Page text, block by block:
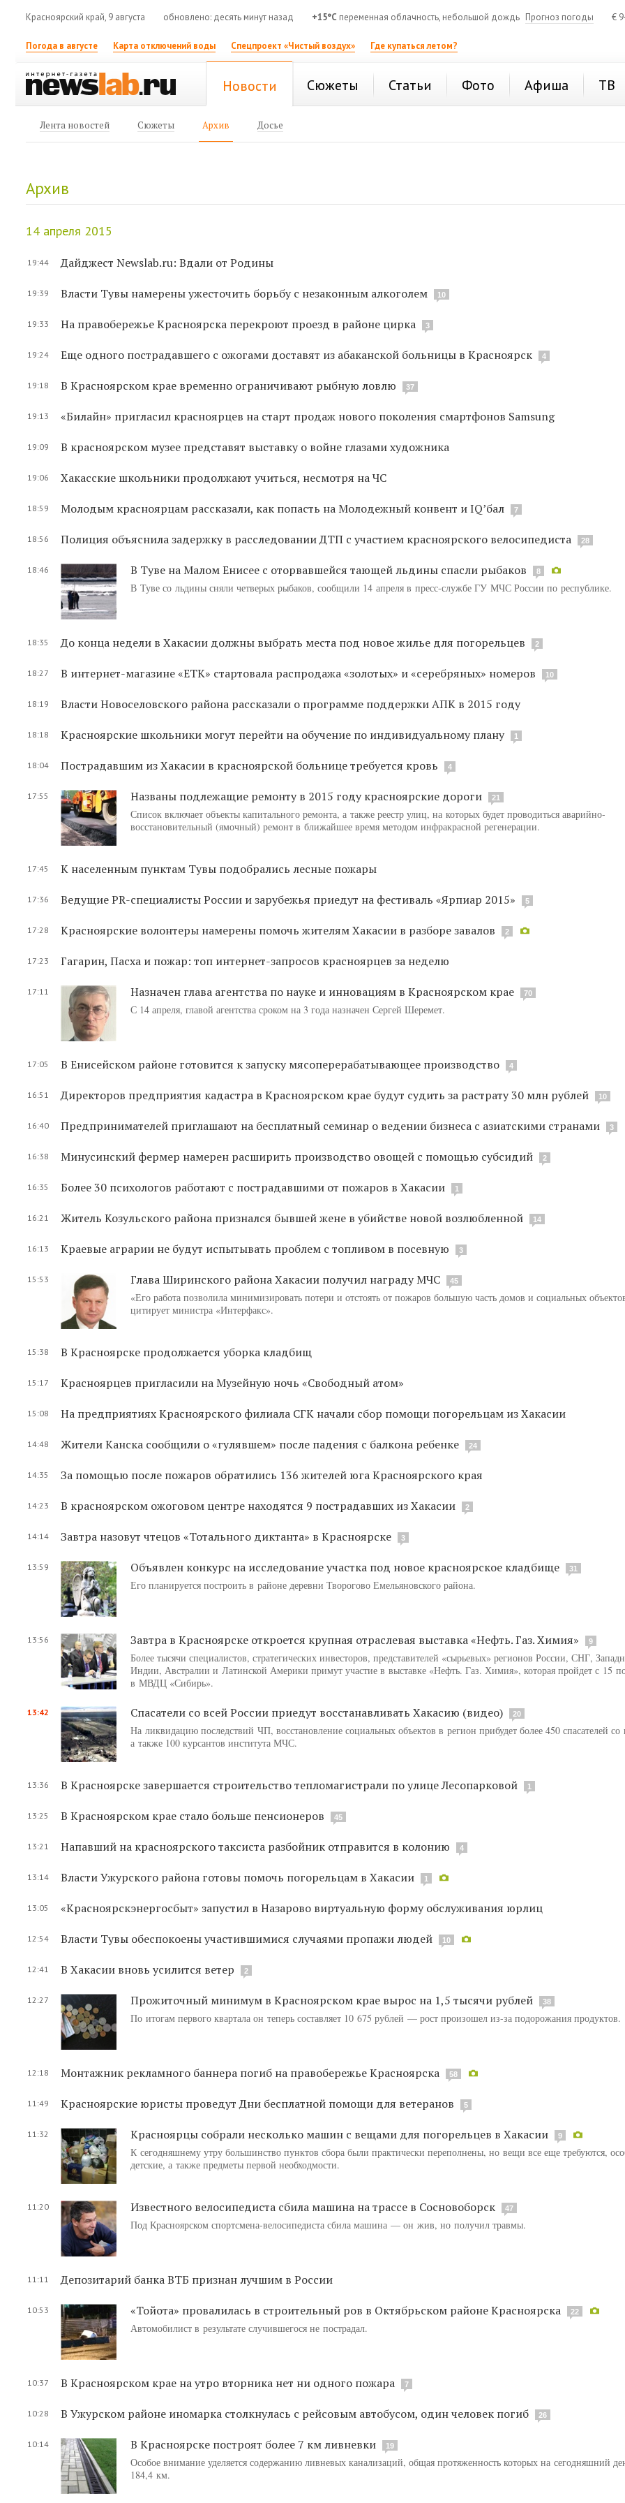
Красноярский край, 9 августа обновлено: десять минут назад +15°C переменная облачность, небольшой дождь Прогноз погоды €
Погода в августе Карта отключений воды Спецпроект «Чистый воздух» Где купаться летом?
Новости Сюжеты Статьи Фото Афиша ТВ
Лента новостей Сюжеты Архив Досье
Архив
14 апреля 2015
19:44 Дайджест Newslab.ru: Вдали от Родины
19:39 Власти Тувы намерены ужесточить борьбу с незаконным алкоголем 10
19:33 На правобережье Красноярска перекроют проезд в районе цирка 3
19:24 Еще одного пострадавшего с ожогами доставят из абаканской больницы в Красноярск 4
19:18 В Красноярском крае временно ограничивают рыбную ловлю 37
19:13 «Билайн» пригласил красноярцев на старт продаж нового поколения смартфонов Samsung
19:09 В красноярском музее представят выставку о войне глазами художника
19:06 Хакасские школьники продолжают учиться, несмотря на ЧС
18:59 Молодым красноярцам рассказали, как попасть на Молодежный конвент и IQ’бал 7
18:56 Полиция объяснила задержку в расследовании ДТП с участием красноярского велосипедиста 28
18:46 В Туве на Малом Енисее с оторвавшейся тающей льдины спасли рыбаков 8
В Туве со льдины сняли четверых рыбаков, сообщили 14 апреля в пресс-службе ГУ МЧС России по республике.
18:35 До конца недели в Хакасии должны выбрать места под новое жилье для погорельцев 2
18:27 В интернет-магазине «ЕТК» стартовала распродажа «золотых» и «серебряных» номеров 10
18:19 Власти Новоселовского района рассказали о программе поддержки АПК в 2015 году
18:18 Красноярские школьники могут перейти на обучение по индивидуальному плану 1
18:04 Пострадавшим из Хакасии в красноярской больнице требуется кровь 4
17:55 Названы подлежащие ремонту в 2015 году красноярские дороги 21
Список включает объекты капитального ремонта, а также реестр улиц, на которых будет проводиться аварийно-
восстановительный (ямочный) ремонт в ближайшее время методом инфракрасной регенерации.
17:45 К населенным пунктам Тувы подобрались лесные пожары
17:36 Ведущие PR-специалисты России и зарубежья приедут на фестиваль «Ярпиар 2015» 5
17:28 Красноярские волонтеры намерены помочь жителям Хакасии в разборе завалов 2
17:23 Гагарин, Пасха и пожар: топ интернет-запросов красноярцев за неделю
17:11 Назначен глава агентства по науке и инновациям в Красноярском крае 70
С 14 апреля, главой агентства сроком на 3 года назначен Сергей Шеремет.
17:05 В Енисейском районе готовится к запуску мясоперерабатывающее производство 4
16:51 Директоров предприятия кадастра в Красноярском крае будут судить за растрату 30 млн рублей 10
16:40 Предпринимателей приглашают на бесплатный семинар о ведении бизнеса с азиатскими странами 3
16:38 Минусинский фермер намерен расширить производство овощей с помощью субсидий 2
16:35 Более 30 психологов работают с пострадавшими от пожаров в Хакасии 1
16:21 Житель Козульского района признался бывшей жене в убийстве новой возлюбленной 14
16:13 Краевые аграрии не будут испытывать проблем с топливом в посевную 3
15:53 Глава Ширинского района Хакасии получил награду МЧС 45
«Его работа позволила минимизировать потери и отстоять от пожаров большую часть домов и социальных
цитирует министра «Интерфакс».
15:38 В Красноярске продолжается уборка кладбищ
15:17 Красноярцев пригласили на Музейную ночь «Свободный атом»
15:08 На предприятиях Красноярского филиала СГК начали сбор помощи погорельцам из Хакасии
14:48 Жители Канска сообщили о «гулявшем» после падения с балкона ребенке 24
14:35 За помощью после пожаров обратились 136 жителей юга Красноярского края
14:23 В красноярском ожоговом центре находятся 9 пострадавших из Хакасии 2
14:14 Завтра назовут чтецов «Тотального диктанта» в Красноярске 3
13:59 Объявлен конкурс на исследование участка под новое красноярское кладбище 31
Его планируется построить в районе деревни Творогово Емельяновского района.
13:56 Завтра в Красноярске откроется крупная отраслевая выставка «Нефть. Газ. Химия» 9
Более тысячи специалистов, стратегических инвесторов, представителей «сырьевых» регионов России, СНГ,
Индии, Австралии и Латинской Америки примут участие в выставке «Нефть. Газ. Химия», которая пройдет с 15
в МВДЦ «Сибирь».
13:42 Спасатели со всей России приедут восстанавливать Хакасию (видео) 20
На ликвидацию последствий ЧП, восстановление социальных объектов в регион прибудет более 450 спасателей со
а также 100 курсантов института МЧС.
13:36 В Красноярске завершается строительство тепломагистрали по улице Лесопарковой 1
13:25 В Красноярском крае стало больше пенсионеров 45
13:21 Напавший на красноярского таксиста разбойник отправится в колонию 4
13:14 Власти Ужурского района готовы помочь погорельцам в Хакасии 1
13:05 «Красноярскэнергосбыт» запустил в Назарово виртуальную форму обслуживания юрлиц
12:54 Власти Тувы обеспокоены участившимися случаями пропажи людей 10
12:41 В Хакасии вновь усилится ветер 2
12:27 Прожиточный минимум в Красноярском крае вырос на 1,5 тысячи рублей 38
По итогам первого квартала он теперь составляет 10 675 рублей — рост произошел из-за подорожания продуктов.
12:18 Монтажник рекламного баннера погиб на правобережье Красноярска 58
11:49 Красноярские юристы проведут Дни бесплатной помощи для ветеранов 5
11:32 Красноярцы собрали несколько машин с вещами для погорельцев в Хакасии 9
К сегодняшнему утру большинство пунктов сбора были практически переполнены, но вещи все еще требуются,
детские, а также предметы первой необходмости.
11:20 Известного велосипедиста сбила машина на трассе в Сосновоборск 47
Под Красноярском спортсмена-велосипедиста сбила машина — он жив, но получил травмы.
11:11 Депозитарий банка ВТБ признан лучшим в России
10:53 «Тойота» провалилась в строительный ров в Октябрьском районе Красноярска 22
Автомобилист в результате случившегося не пострадал.
10:37 В Красноярском крае на утро вторника нет ни одного пожара 7
10:28 В Ужурском районе иномарка столкнулась с рейсовым автобусом, один человек погиб 26
10:14 В Красноярске построят более 7 км ливневки 19
Особое внимание уделяется содержанию ливневых канализаций, общая протяженность которых на сегодняшний
184,4 км.